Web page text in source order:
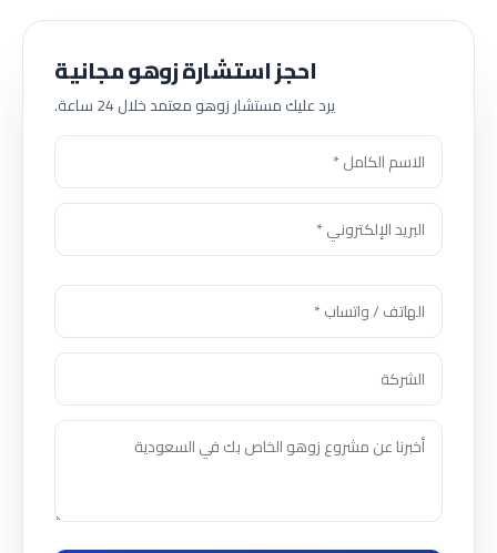
احجز استشارة زوهو مجانية
يرد عليك مستشار زوهو معتمد خلال 24 ساعة.